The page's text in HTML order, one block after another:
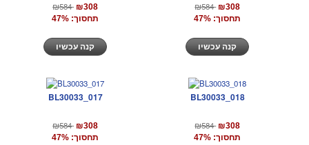
₪584 ₪308
תחסוך: 47%
₪584 ₪308
תחסוך: 47%
BL30033_017
₪584 ₪308
תחסוך: 47%
BL30033_018
₪584 ₪308
תחסוך: 47%